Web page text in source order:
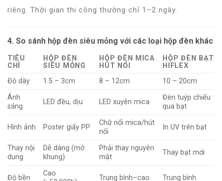
riêng. Thời gian thi công thường chỉ 1–2 ngày.
4. So sánh hộp đèn siêu mỏng với các loại hộp đèn khác
TIÊU
CHÍ
HỘP ĐÈN
SIÊU MỎNG
HỘP ĐÈN MICA
HÚT NỔI
HỘP ĐÈN BẠT
HIFLEX
Độ dày
1.5 – 3cm 8 – 12cm
10 – 20cm
Ánh
sáng
LED đều, dịu LED xuyên mica
Đèn tuýp chiếu
qua bạt
Hình ảnh Poster giấy PP
Chữ nổi mica/hút
nổi
In UV trên bạt
Thay nội
dung
Dễ dàng (mở
khung)
Phải thay nguyên
mặt
Thay bạt mới
Độ bền
Cao
Trung bình–cao Trung bình